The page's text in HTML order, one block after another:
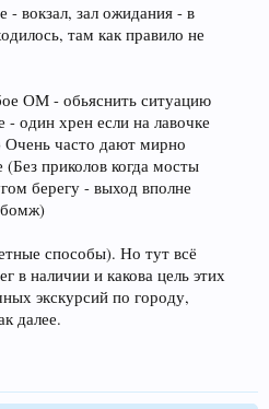
вокзал, зал ожидания - в
там как правило не
ОМ - обьяснить ситуацию
- один хрен если на лавочке
Очень часто дают мирно
(Без приколов когда мосты
берегу - выход вполне
бомж)
способы). Но тут всё
в наличии и какова цель этих
экскурсий по городу,
далее.